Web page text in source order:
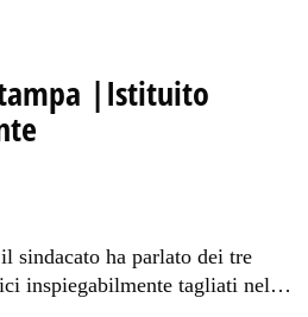
|Istituito
sindacato ha parlato dei tre
inspiegabilmente tagliati nel